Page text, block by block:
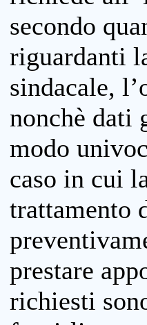
secondo
riguardanti
sindacale,
nonchè dati
modo
caso in cui
trattamento
prestare
richiesti